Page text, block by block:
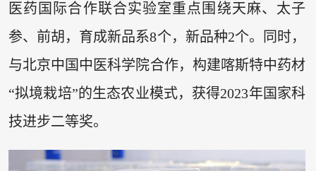
医药国际合作联合实验室重点围绕天麻、太子
参、前胡，育成新品系8个，新品种2个。同时，
与北京中国中医科学院合作，构建喀斯特中药材
“拟境栽培”的生态农业模式，获得2023年国家科
技进步二等奖。